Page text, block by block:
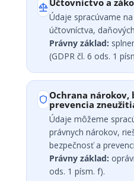
Údaje spracúvame
účtovníctva,
Právny základ:
(GDPR čl. 6 ods. 1
Ochrana nárokov,
prevencia
Údaje môžeme
právnych nárokov,
bezpečnosť a
Právny základ:
ods. 1 písm. f).